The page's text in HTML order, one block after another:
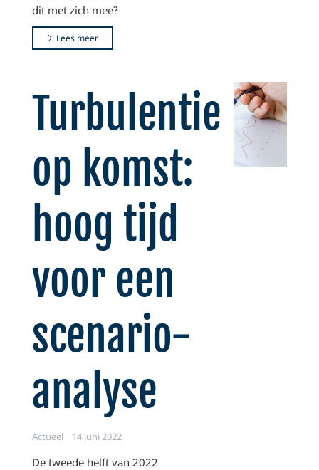
dit met zich mee?
Lees meer
Turbulentie
op komst:
hoog tijd
voor een
scenario-
analyse
Actueel 14 juni 2022
De tweede helft van 2022